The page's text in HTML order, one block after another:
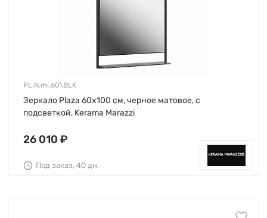
PL.N.mi.60\BLK
Зеркало Plaza 60х100 см, черное матовое, с
подсветкой, Kerama Marazzi
26 010 ₽
Под заказ, 40 дн.